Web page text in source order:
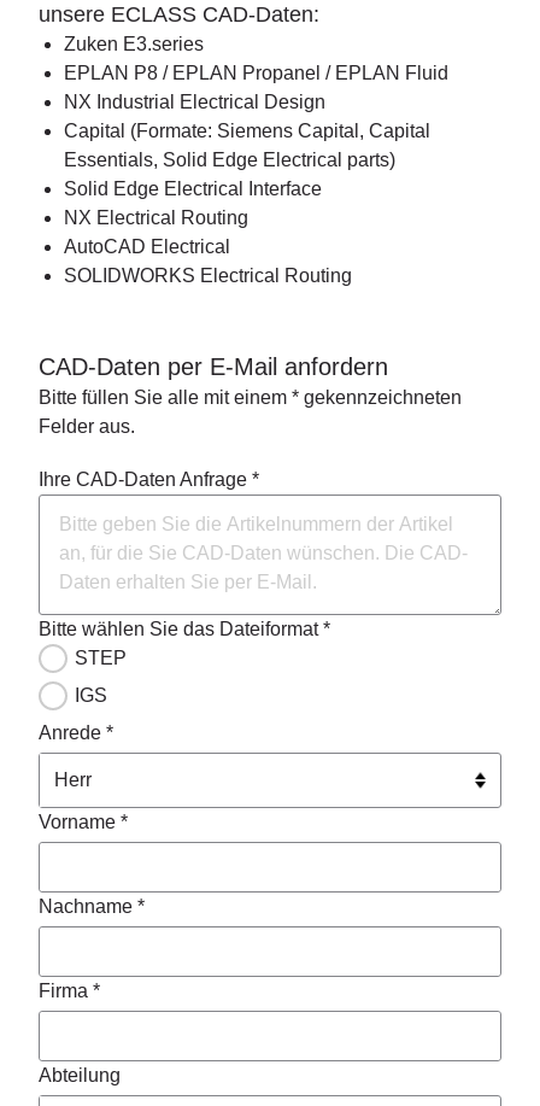
unsere ECLASS CAD-Daten:
Zuken E3.series
EPLAN P8 / EPLAN Propanel / EPLAN Fluid
NX Industrial Electrical Design
Capital (Formate: Siemens Capital, Capital
Essentials, Solid Edge Electrical parts)
Solid Edge Electrical Interface
NX Electrical Routing
AutoCAD Electrical
SOLIDWORKS Electrical Routing
CAD-Daten per E-Mail anfordern
Bitte füllen Sie alle mit einem * gekennzeichneten
Felder aus.
Ihre CAD-Daten Anfrage *
Bitte wählen Sie das Dateiformat *
STEP
IGS
Anrede *
Vorname *
Nachname *
Firma *
Abteilung